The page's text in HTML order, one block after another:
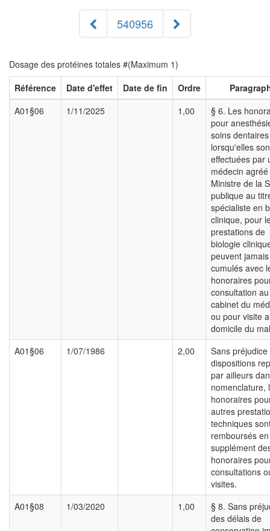
540956
Dosage des protéines totales #(Maximum 1)
Référence
Date d'effet Date de fin Ordre
A01§06
1/11/2025 1,00
§ 6. Les
pour
soins
lorsqu'elles
effectuées par
médecin
Ministre de la
publique au
spécialiste en
clinique, pour
prestations de
biologie
peuvent
cumulés avec
honoraires
consultation au
cabinet du
ou pour visite
domicile du
A01§06
1/07/1986 2,00
Sans préjudice
dispositions
par ailleurs
nomenclature,
honoraires
autres
techniques
remboursés en
supplément
honoraires
consultations
visites.
A01§08
1/03/2020 1,00
§ 8. Sans
des délais de